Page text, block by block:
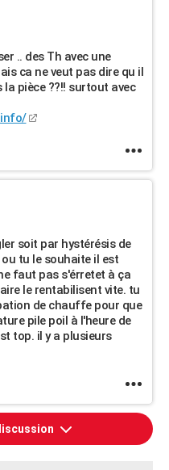
.. des Th avec une
ca ne veut pas dire qu il
pièce ??!! surtout avec
soit par hystérésis de
tu le souhaite il est
faut pas s'érretet à ça
le rentabilisent vite. tu
de chauffe pour que
pile poil à l'heure de
top. il y a plusieurs